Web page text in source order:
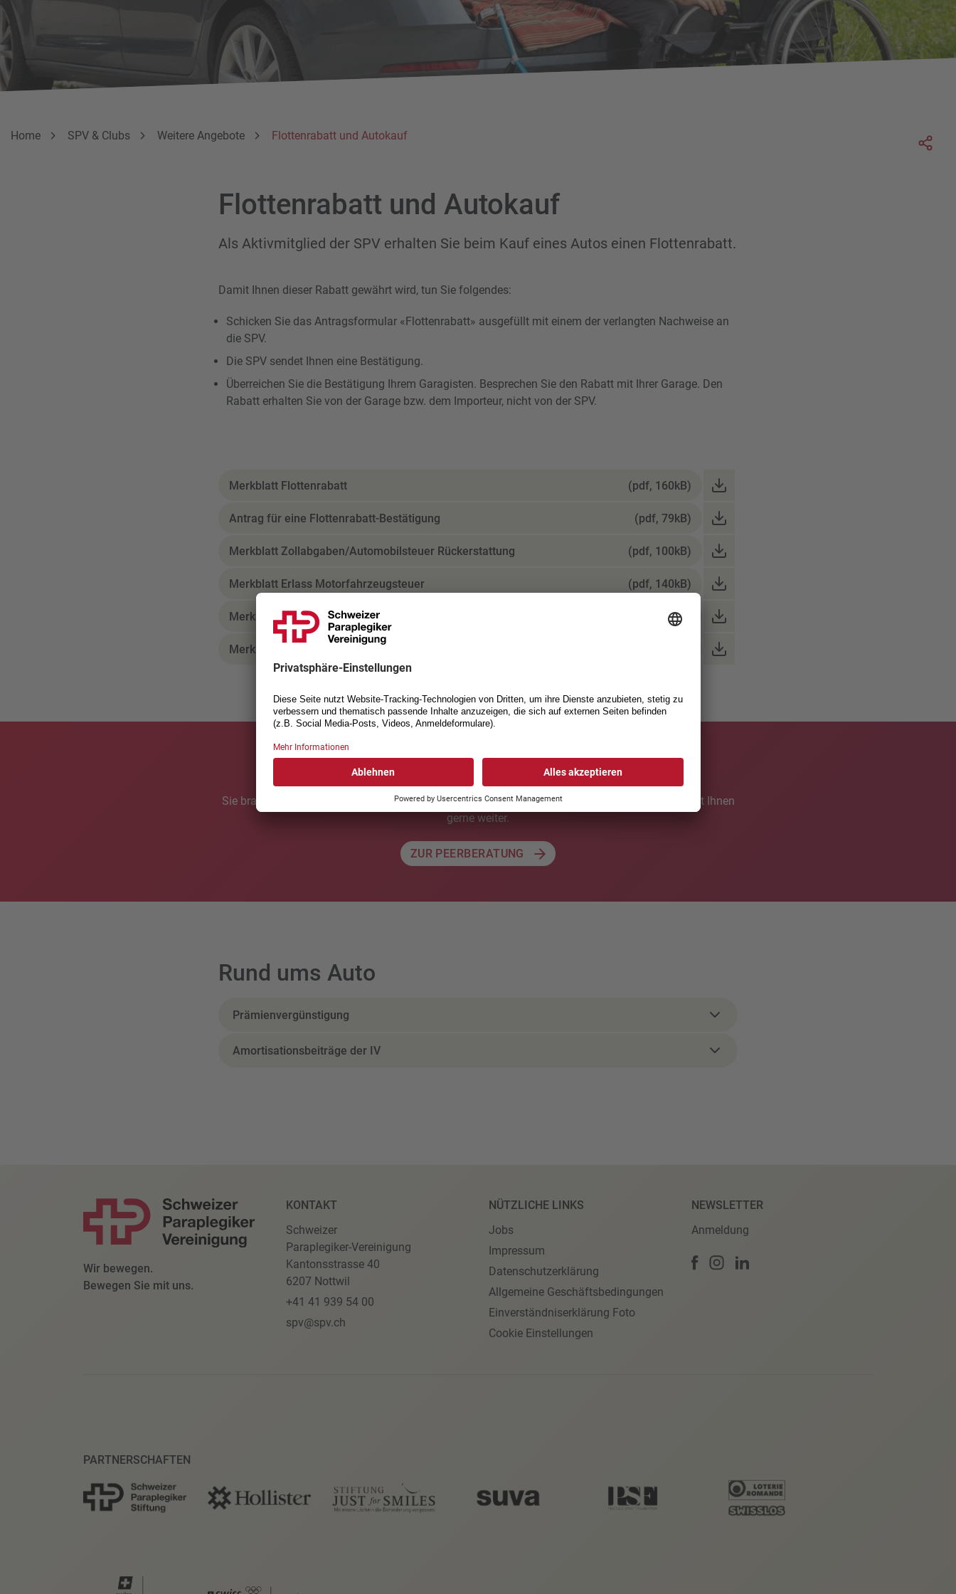
Breadcrumbnavigation
Sie befinden sich hier:
Home SPV & Clubs Weitere Angebote Flottenrabatt und Autokauf
Flottenrabatt und Autokauf
Als Aktivmitglied der SPV erhalten Sie beim Kauf eines Autos einen Flottenrabatt.
Damit Ihnen dieser Rabatt gewährt wird, tun Sie folgendes:
Schicken Sie das Antragsformular «Flottenrabatt» ausgefüllt mit einem der verlangten Nachweise an
die SPV.
Die SPV sendet Ihnen eine Bestätigung.
Überreichen Sie die Bestätigung Ihrem Garagisten. Besprechen Sie den Rabatt mit Ihrer Garage. Den
Rabatt erhalten Sie von der Garage bzw. dem Importeur, nicht von der SPV.
Merkblatt Flottenrabatt (pdf, 160kB)
Antrag für eine Flottenrabatt-Bestätigung (pdf, 79kB)
Merkblatt Zollabgaben/Automobil­steuer Rückerstattung (pdf, 100kB)
Merkblatt Erlass Motorfahrzeugsteuer (pdf, 140kB)
Merkblatt Fahrzeugumbau (pdf, 167kB)
Merkblatt Mietauto
Beratung Auto und Mobilität
Sie brauchen ein neues Auto? Unser Team der Peerberatung weiss, worauf zu achten ist und hilft Ihnen
gerne weiter.
ZUR PEERBERATUNG
Rund ums Auto
Prämienvergünstigung
Amortisationsbeiträge der IV
Wir bewegen.
Bewegen Sie mit uns.
KONTAKT
Schweizer
Paraplegiker-Vereinigung
Kantonsstrasse 40
6207 Nottwil
+41 41 939 54 00
spv@spv.ch
NÜTZLICHE LINKS
Jobs
Impressum
Datenschutzerklärung
Allgemeine Geschäftsbedingungen
Einverständniserklärung Foto
Cookie Einstellungen
NEWSLETTER
Anmeldung
PARTNERSCHAFTEN